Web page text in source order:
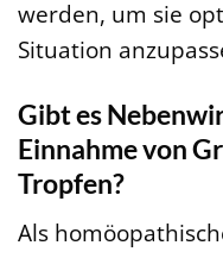
werden, um sie
Situation
Gibt es
Einnahme von
Tropfen?
Als